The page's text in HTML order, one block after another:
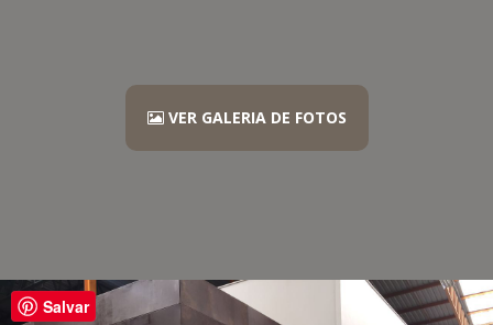
VER GALERIA DE FOTOS
Salvar